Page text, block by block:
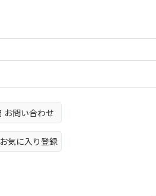
お問い合わせ
お気に入り登録